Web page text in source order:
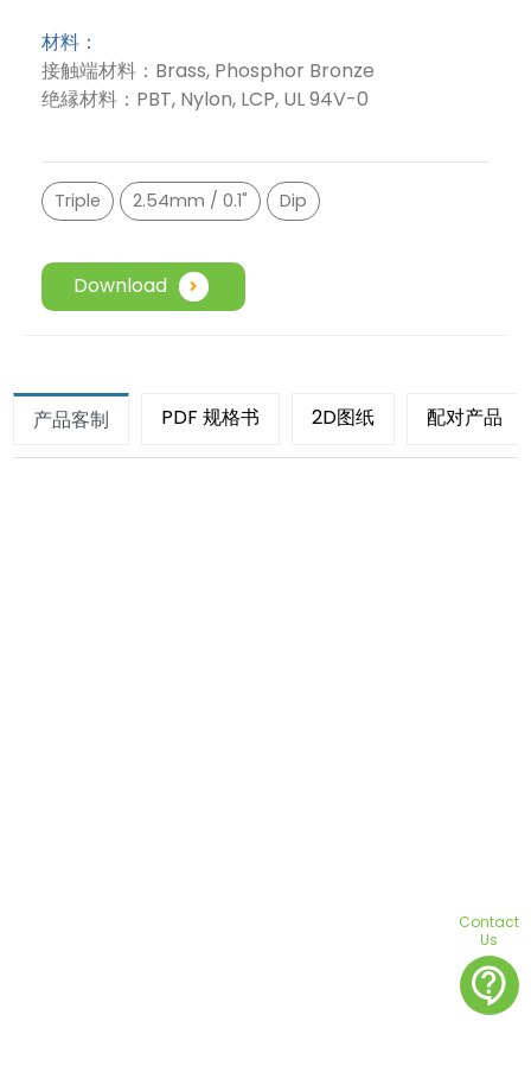
材料：
接触端材料：Brass, Phosphor Bronze
绝縁材料：PBT, Nylon, LCP, UL 94V-0
Triple 2.54mm / 0.1" Dip
Download
产品客制 PDF 规格书 2D图纸 配对产品
Contact
Us
contact_support